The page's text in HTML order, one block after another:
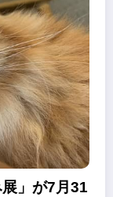
」が7月31